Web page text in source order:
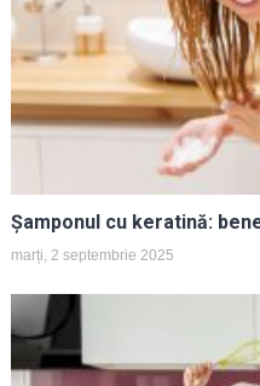
Șamponul cu keratină:
marți, 2 septembrie 2025